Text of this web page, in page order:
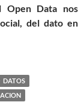
Open Data nos
del dato en
DATOS